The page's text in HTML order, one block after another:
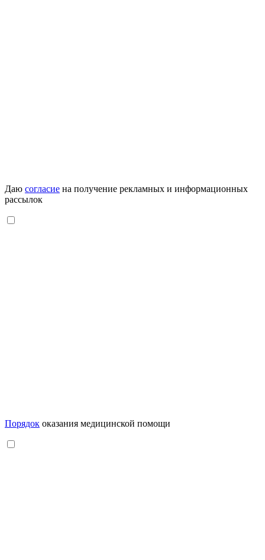
Даю согласие на получение рекламных и информационных
рассылок
Порядок оказания медицинской помощи